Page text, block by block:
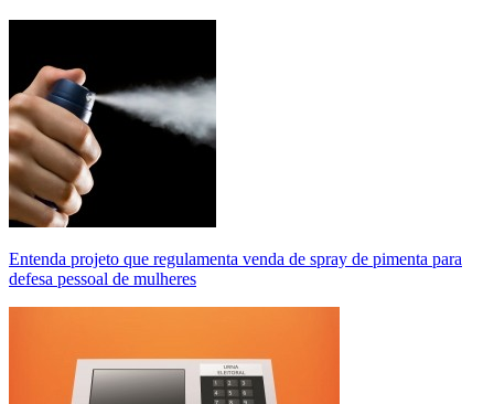
Entenda projeto que regulamenta venda de spray de pimenta para
defesa pessoal de mulheres